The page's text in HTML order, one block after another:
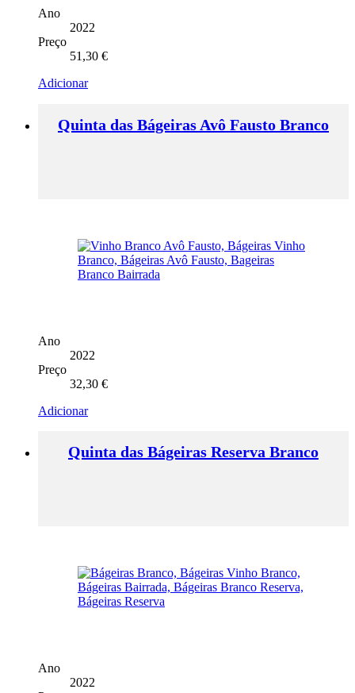
Ano
2022
Preço
51,30 €
Adicionar
Quinta das Bágeiras Avô Fausto Branco
Ano
2022
Preço
32,30 €
Adicionar
Quinta das Bágeiras Reserva Branco
Ano
2022